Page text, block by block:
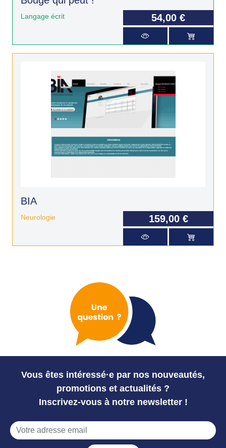
Langage écrit 54,00 €
BIA
Neurologie 159,00 €
Vous êtes intéressé·e par nos nouveautés,
promotions et actualités ?
Inscrivez-vous à notre newsletter !